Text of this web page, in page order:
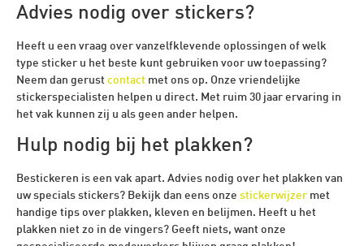
Advies nodig over stickers?
Heeft u een vraag over vanzelfklevende oplossingen of welk
type sticker u het beste kunt gebruiken voor uw toepassing?
Neem dan gerust contact met ons op. Onze vriendelijke
stickerspecialisten helpen u direct. Met ruim 30 jaar ervaring in
het vak kunnen zij u als geen ander helpen.
Hulp nodig bij het plakken?
Bestickeren is een vak apart. Advies nodig over het plakken van
uw specials stickers? Bekijk dan eens onze stickerwijzer met
handige tips over plakken, kleven en belijmen. Heeft u het
plakken niet zo in de vingers? Geeft niets, want onze